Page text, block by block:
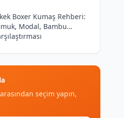
Boxer Kumaş Rehberi:
Modal, Bambu
seçim yapın,